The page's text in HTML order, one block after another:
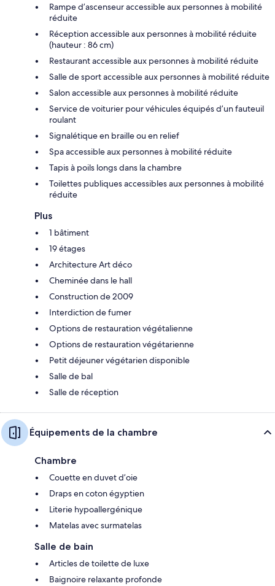
Rampe d’ascenseur accessible aux personnes à mobilité
réduite
Réception accessible aux personnes à mobilité réduite
(hauteur : 86 cm)
Restaurant accessible aux personnes à mobilité réduite
Salle de sport accessible aux personnes à mobilité réduite
Salon accessible aux personnes à mobilité réduite
Service de voiturier pour véhicules équipés d’un fauteuil
roulant
Signalétique en braille ou en relief
Spa accessible aux personnes à mobilité réduite
Tapis à poils longs dans la chambre
Toilettes publiques accessibles aux personnes à mobilité
réduite
Plus
1 bâtiment
19 étages
Architecture Art déco
Cheminée dans le hall
Construction de 2009
Interdiction de fumer
Options de restauration végétalienne
Options de restauration végétarienne
Petit déjeuner végétarien disponible
Salle de bal
Salle de réception
Équipements de la chambre
Chambre
Couette en duvet d’oie
Draps en coton égyptien
Literie hypoallergénique
Matelas avec surmatelas
Salle de bain
Articles de toilette de luxe
Baignoire relaxante profonde